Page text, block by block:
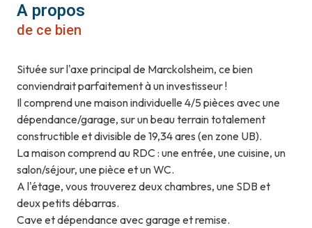
A propos
de ce bien
Située sur l'axe principal de Marckolsheim, ce bien
conviendrait parfaitement à un investisseur !
Il comprend une maison individuelle 4/5 pièces avec une
dépendance/garage, sur un beau terrain totalement
constructible et divisible de 19,34 ares (en zone UB).
La maison comprend au RDC : une entrée, une cuisine, un
salon/séjour, une pièce et un WC.
A l'étage, vous trouverez deux chambres, une SDB et
deux petits débarras.
Cave et dépendance avec garage et remise.